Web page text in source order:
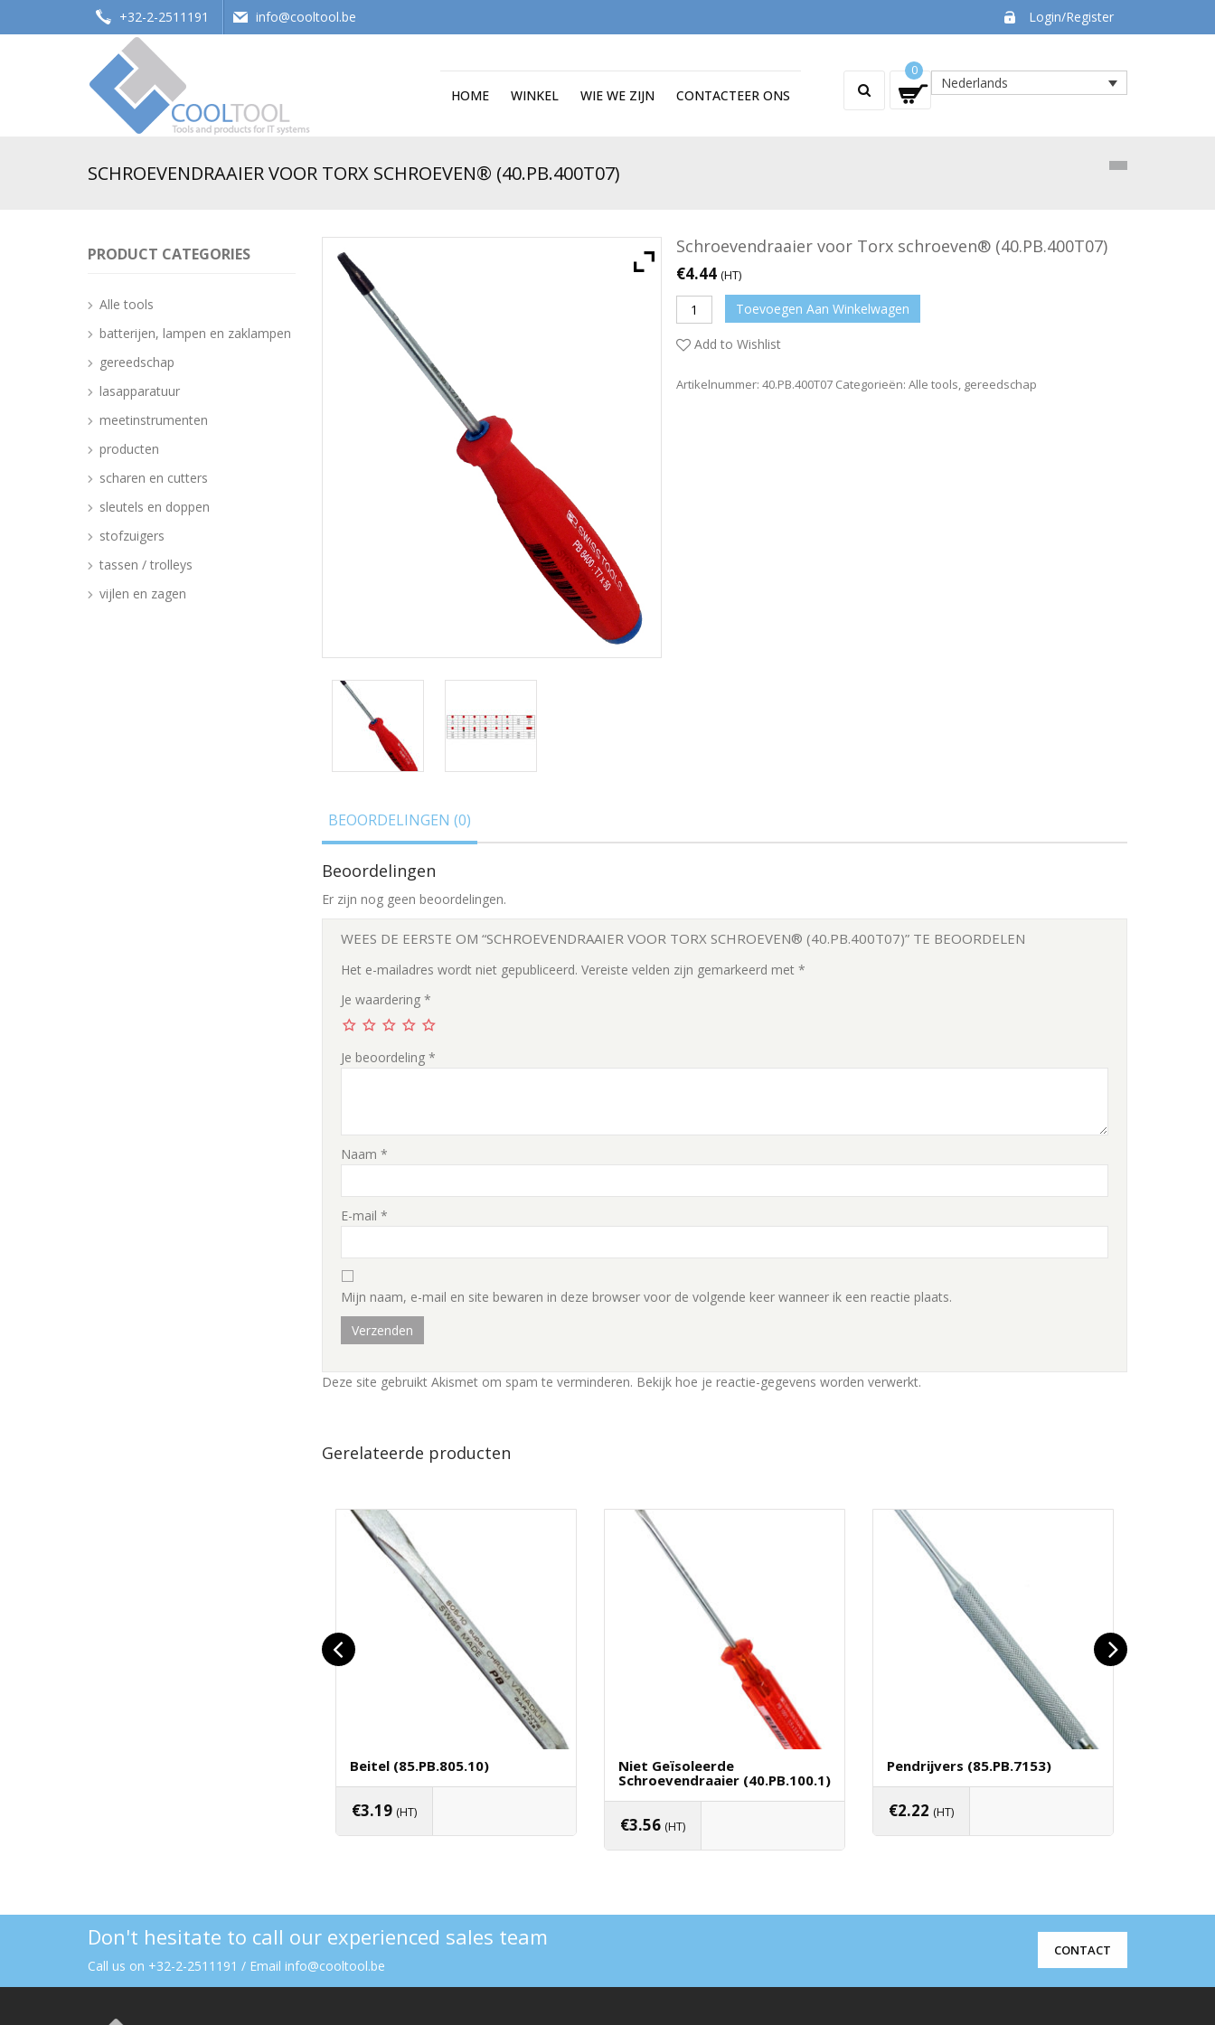
+32-2-2511191 info@cooltool.be Login/Register
Nederlands
0
HOME WINKEL WIE WE ZIJN CONTACTEER ONS
SCHROEVENDRAAIER VOOR TORX SCHROEVEN® (40.PB.400T07)
Schroevendraaier voor Torx schroeven® (40.PB.400T07)
€4.44 (HT)
Toevoegen Aan Winkelwagen
Add to Wishlist
Artikelnummer: 40.PB.400T07 Categorieën: Alle tools, gereedschap
BEOORDELINGEN (0)
Beoordelingen
Er zijn nog geen beoordelingen.
WEES DE EERSTE OM “SCHROEVENDRAAIER VOOR TORX SCHROEVEN® (40.PB.400T07)” TE BEOORDELEN
Het e-mailadres wordt niet gepubliceerd. Vereiste velden zijn gemarkeerd met *
Je waardering *
Je beoordeling *
Naam *
E-mail *
Mijn naam, e-mail en site bewaren in deze browser voor de volgende keer wanneer ik een reactie plaats.
Deze site gebruikt Akismet om spam te verminderen. Bekijk hoe je reactie-gegevens worden verwerkt.
Gerelateerde producten
Beitel (85.PB.805.10)
€3.19 (HT)
Niet Geïsoleerde
Schroevendraaier (40.PB.100.1)
€3.56 (HT)
Pendrijvers (85.PB.7153)
€2.22 (HT)
PRODUCT CATEGORIES
Alle tools
batterijen, lampen en zaklampen
gereedschap
lasapparatuur
meetinstrumenten
producten
scharen en cutters
sleutels en doppen
stofzuigers
tassen / trolleys
vijlen en zagen
Don't hesitate to call our experienced sales team
Call us on +32-2-2511191 / Email info@cooltool.be
CONTACT